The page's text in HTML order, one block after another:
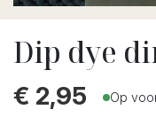
Dip dye
€ 2,95 Op